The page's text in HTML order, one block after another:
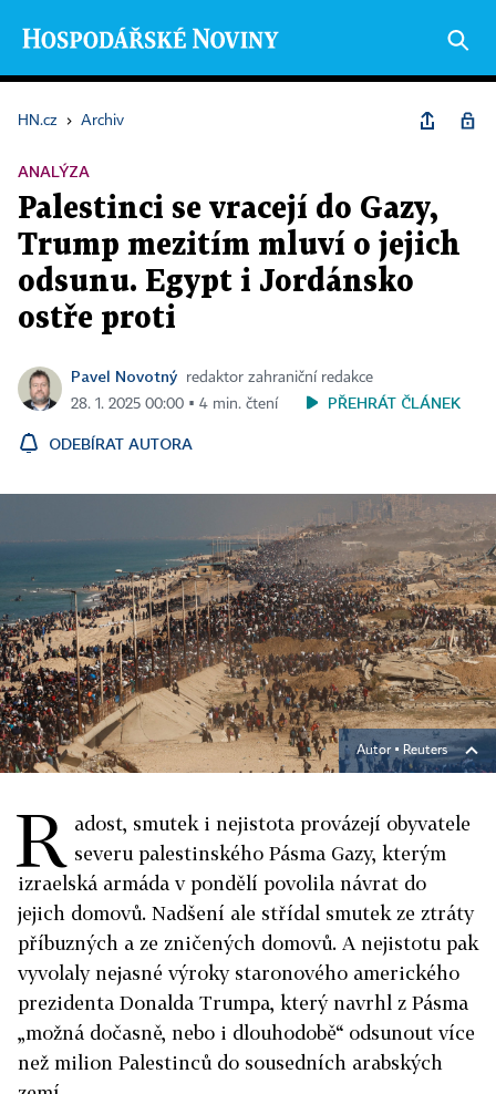
HN.cz › Archiv
ANALÝZA
Palestinci se vracejí do Gazy,
Trump mezitím mluví o jejich
odsunu. Egypt i Jordánsko
ostře proti
Pavel Novotný
redaktor zahraniční redakce
28. 1. 2025 00:00 ▪ 4 min. čtení
PŘEHRÁT ČLÁNEK
ODEBÍRAT AUTORA
Autor ▪ Reuters
R adost, smutek i nejistota provázejí obyvatele
severu palestinského Pásma Gazy, kterým
izraelská armáda v pondělí povolila návrat do
jejich domovů. Nadšení ale střídal smutek ze ztráty
příbuzných a ze zničených domovů. A nejistotu pak
vyvolaly nejasné výroky staronového amerického
prezidenta Donalda Trumpa, který navrhl z Pásma
„možná dočasně, nebo i dlouhodobě“ odsunout více
než milion Palestinců do sousedních arabských